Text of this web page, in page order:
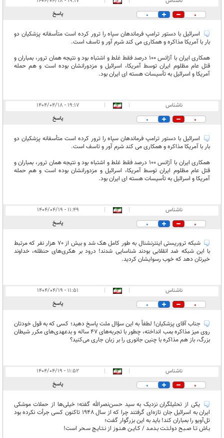
0
0 پاسخ
اسرائیل با دستور ترامپ فرماندهان سپاه را ترور کرده است متأسفانه پزشکیان دو
بار با آمریکا مذاکره و همکاری می کند شرم آور و تاسف است.
همکاری ایران با آژانس 100 درصد فقط غلط و اشتباه بود و نتیجه همان ترور، بمباران و
قتل عام مظلوم ایران توسط آمریکا، اسرائیل و مزدورانشان بوده است و هم حمله
آمریکا و اسرائیل به تأسیسات هسته ای ایران بود.
ناشناس |
|
۱۹:۱۷ - ۱۴۰۴/۰۴/۱۸
0
0 پاسخ
اسرائیل با دستور ترامپ فرماندهان سپاه را ترور کرده است متأسفانه پزشکیان دو
بار با آمریکا مذاکره و همکاری می کند شرم آور و تاسف است.
همکاری ایران با آژانس 100 درصد فقط غلط و اشتباه بود و نتیجه همان ترور، بمباران و
قتل عام مظلوم ایران توسط آمریکا، اسرائیل و مزدورانشان بوده است و هم حمله
آمریکا و اسرائیل به تأسیسات هسته ای ایران بود.
ناشناس |
|
۱۱:۴۹ - ۱۴۰۴/۰۴/۱۹
0
0 پاسخ
شبکه تروریستی اینترنشنال به طور کامل هک شد و بیش از 70 هزار نفر که مرتبط
با این شبکه ضد انقلابی بودند شناسایی شدند! درود بر هکری‌های حنظله، خداوند
خیرتان دهد که خوب رسوایشان کردید.
ناشناس |
|
۱۱:۵۱ - ۱۴۰۴/۰۴/۱۹
0
0 پاسخ
جناب آقای پزشکیان! لطفاً به این سؤال ملت پاسخ دهید؛ کسی که به قول خودتان
روی میز مذاکره بمب انداخته، چطور با تجربه‌های 47 ساله و بد‌عهدی‌های مکرر شیطان
بزرگ، باز هم مذاکره با چنین جانوری را بر زبان جاری می‌کنید؟
ناشناس |
|
۱۱:۵۲ - ۱۴۰۴/۰۴/۱۹
0
0 پاسخ
یکی از تحلیلگران نزدیک به سید حسن‌نصرالله گفته؛ خیلی‌ها از حملات موشکی
ایران به اسرائیل جان تازه‌‌ای گرفتند چرا که از سال 1948 تاکنون کسی جرأت نکرده بود
تل‌آویو را بمباران کند! باید به این بزرگوار گفت؛
بـاش تـا صـبـح دولـتـت بـدمـد / کـایـن هـنـوز از نـتـایـج سـحر است!